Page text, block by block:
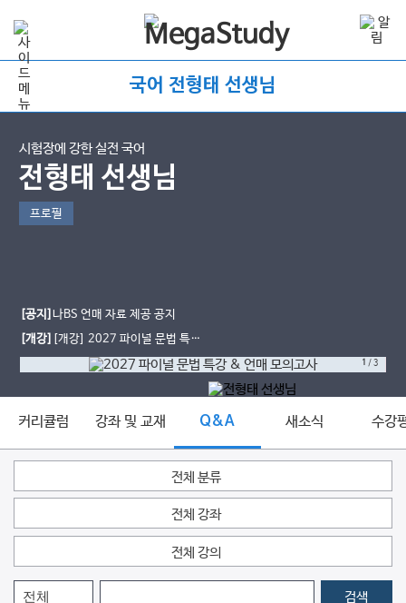
국어 전형태 선생님
시험장에 강한 실전 국어
전형태 선생님
프로필
[공지]나BS 언매 자료 제공 공지
[개강] [개강] 2027 파이널 문법 특강
& 언매 모의고사 12회
1 /3
커리큘럼 강좌 및 교재 Q&A 새소식 수강
전체 분류
전체 강좌
전체 강의
검색